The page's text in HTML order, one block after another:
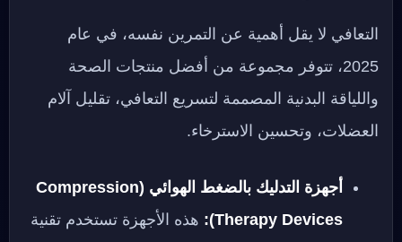
التعافي لا يقل أهمية عن التمرين نفسه، في عام
2025، تتوفر مجموعة من أفضل منتجات الصحة
واللياقة البدنية المصممة لتسريع التعافي، تقليل آلام
العضلات، وتحسين الاسترخاء.
أجهزة التدليك بالضغط الهوائي (Compression
Therapy Devices):
هذه الأجهزة تستخدم تقنية